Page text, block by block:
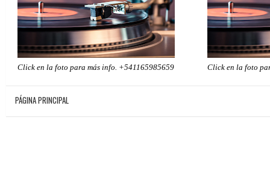
Click en la foto para más info. +541165985659 Click en la foto
PÁGINA PRINCIPAL